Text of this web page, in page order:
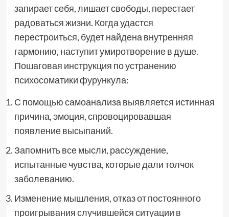
запирает себя, лишает свободы, перестает
радоваться жизни. Когда удастся
перестроиться, будет найдена внутренняя
гармонию, наступит умиротворение в душе.
Пошаговая инструкция по устранению
психосоматики фурункула:
С помощью самоанализа выявляется истинная
причина, эмоция, спровоцировавшая
появление высыпаний.
Запомнить все мысли, рассуждение,
испытанные чувства, которые дали толчок
заболеванию.
Изменение мышления, отказ от постоянного
проигрывания случившейся ситуации в